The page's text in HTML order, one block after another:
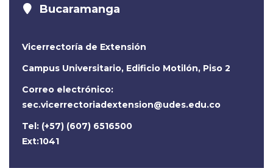
Bucaramanga
Vicerrectoría de Extensión
Campus Universitario, Edificio Motilón, Piso 2
Correo electrónico:
sec.vicerrectoriadextension@udes.edu.co
Tel: (+57) (607) 6516500
Ext:1041